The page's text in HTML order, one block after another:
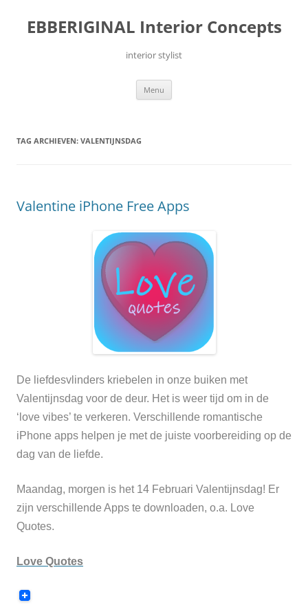
inhoud
EBBERIGINAL Interior Concepts
interior stylist
Menu
TAG ARCHIEVEN: VALENTIJNSDAG
Valentine iPhone Free Apps
De liefdesvlinders kriebelen in onze buiken met
Valentijnsdag voor de deur. Het is weer tijd om in de
‘love vibes’ te verkeren. Verschillende romantische
iPhone apps helpen je met de juiste voorbereiding op de
dag van de liefde.
Maandag, morgen is het 14 Februari Valentijnsdag! Er
zijn verschillende Apps te downloaden, o.a. Love
Quotes.
Love Quotes